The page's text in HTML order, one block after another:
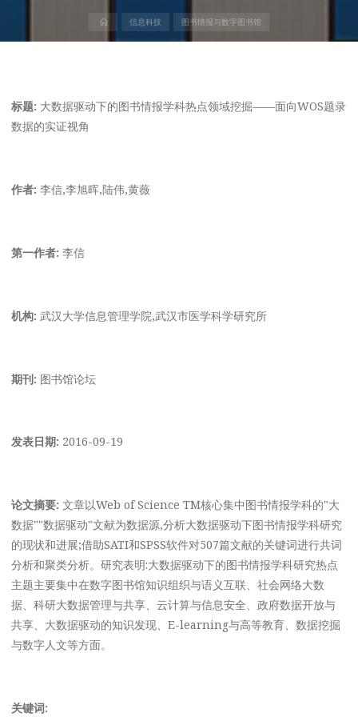
页
信息科技 图书情报与数字图书馆
标题: 大数据驱动下的图书情报学科热点领域挖掘——面向WOS题录
数据的实证视角
作者: 李信,李旭晖,陆伟,黄薇
第一作者: 李信
机构: 武汉大学信息管理学院,武汉市医学科学研究所
期刊: 图书馆论坛
发表日期: 2016-09-19
论文摘要: 文章以Web of Science TM核心集中图书情报学科的"大
数据""数据驱动"文献为数据源,分析大数据驱动下图书情报学科研究
的现状和进展;借助SATI和SPSS软件对507篇文献的关键词进行共词
分析和聚类分析。研究表明:大数据驱动下的图书情报学科研究热点
主题主要集中在数字图书馆知识组织与语义互联、社会网络大数
据、科研大数据管理与共享、云计算与信息安全、政府数据开放与
共享、大数据驱动的知识发现、E-learning与高等教育、数据挖掘
与数字人文等方面。
关键词: